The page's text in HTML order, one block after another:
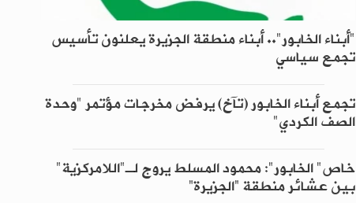
"أبناء الخابور".. أبناء منطقة الجزيرة يعلنون تأسيس
تجمع سياسي
تجمع أبناء الخابور (تآخ) يرفض مخرجات مؤتمر "وحدة
الصف الكردي"
خاص" الخابور": محمود المسلط يروج لـ"اللامركزية"
بين عشائر منطقة “الجزيرة”